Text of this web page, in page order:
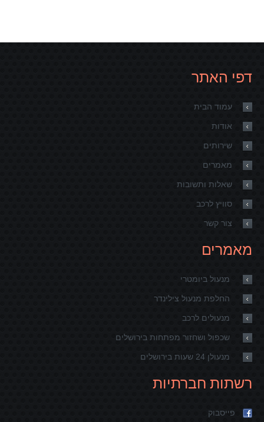
דפי האתר
עמוד הבית
אודות
שירותים
מאמרים
שאלות ותשובות
סוויץ לרכב
צור קשר
מאמרים
מנעול ביומטרי
החלפת מנעול צילינדר
מנעולים לרכב
שכפול ושחזור מפתחות בירושלים
מנעולן 24 שעות בירושלים
רשתות חברתיות
פייסבוק